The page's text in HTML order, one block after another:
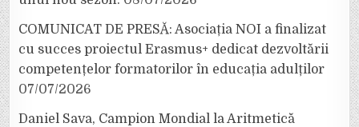
COMUNICAT DE PRESĂ: Asociația NOI a finalizat
cu succes proiectul Erasmus+ dedicat dezvoltării
competențelor formatorilor în educația adulților
07/07/2026
Daniel Sava, Campion Mondial la Aritmetică